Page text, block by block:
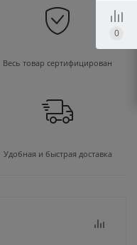
Весь товар сертифицирован
Удобная и быстрая доставка
0